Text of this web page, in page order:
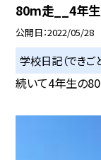
80m走__4年生
公開日 2022/05/28
学校日記（できご
続いて4年生の